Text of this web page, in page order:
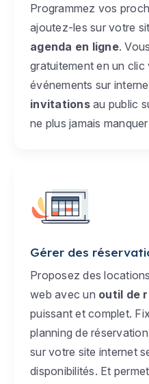
Programmez vos
ajoutez-les sur votre
agenda en ligne.
gratuitement en un clic
événements sur
invitationsau public
ne plus jamais
Gérer des
Proposez des
web avec un outil de
puissant et complet.
planning de
sur votre site internet
disponibilités. Et